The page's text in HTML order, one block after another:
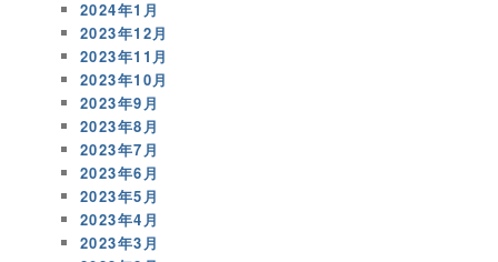
2024年1月
2023年12月
2023年11月
2023年10月
2023年9月
2023年8月
2023年7月
2023年6月
2023年5月
2023年4月
2023年3月